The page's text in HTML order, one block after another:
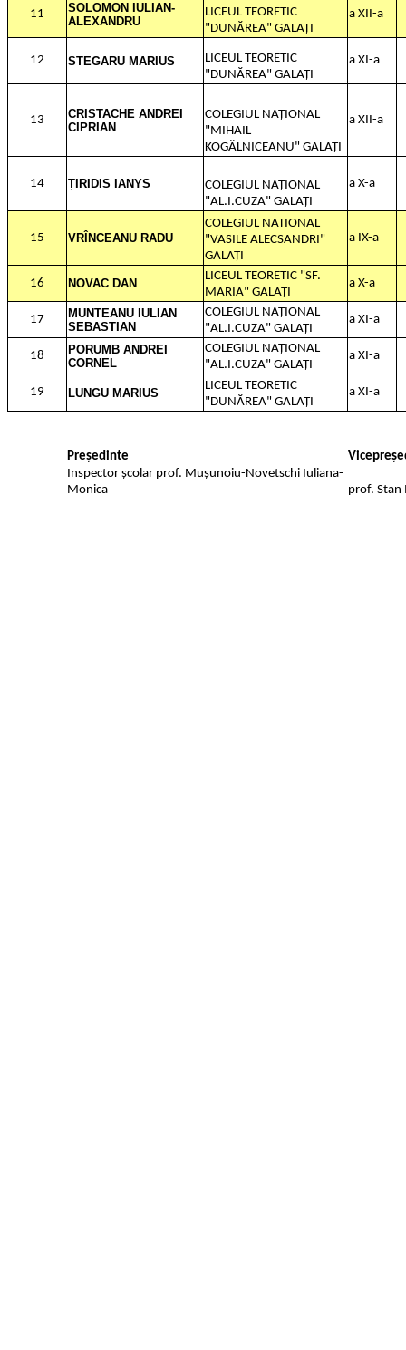
11
SOLOMON IULIAN-
ALEXANDRU
LICEUL TEORETIC
"DUNĂREA" GALAȚI
a XII-a
12 STEGARU MARIUS
LICEUL TEORETIC
"DUNĂREA" GALAȚI
a XI-a
13
CRISTACHE ANDREI
CIPRIAN
COLEGIUL NAȚIONAL
"MIHAIL
KOGĂLNICEANU" GALAȚI
a XII-a
14 ȚIRIDIS IANYS
COLEGIUL NAȚIONAL
"AL.I.CUZA" GALAȚI
a X-a
15 VRÎNCEANU RADU
COLEGIUL NATIONAL
"VASILE ALECSANDRI"
GALAȚI
a IX-a
16 NOVAC DAN
LICEUL TEORETIC "SF.
MARIA" GALAȚI
a X-a
17
MUNTEANU IULIAN
SEBASTIAN
COLEGIUL NAȚIONAL
"AL.I.CUZA" GALAȚI
a XI-a
18
PORUMB ANDREI
CORNEL
COLEGIUL NAȚIONAL
"AL.I.CUZA" GALAȚI
a XI-a
19 LUNGU MARIUS
LICEUL TEORETIC
"DUNĂREA" GALAȚI
a XI-a
Președinte
Inspector școlar prof. Mușunoiu-Novetschi Iuliana-
Monica
prof. Stan